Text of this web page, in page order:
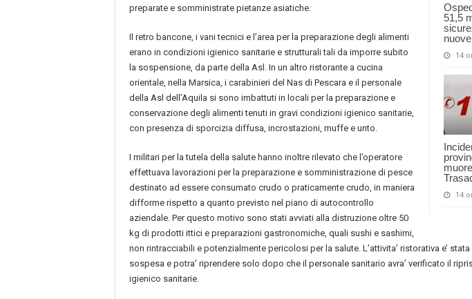
51,5
14
14
preparate e somministrate pietanze asiatiche.
Il retro bancone, i vani tecnici e l’area per la preparazione degli alimenti
erano in condizioni igienico sanitarie e strutturali tali da imporre subito
la sospensione, da parte della Asl. In un altro ristorante a cucina
orientale, nella Marsica, i carabinieri del Nas di Pescara e il personale
della Asl dell’Aquila si sono imbattuti in locali per la preparazione e
conservazione degli alimenti tenuti in gravi condizioni igienico sanitarie,
con presenza di sporcizia diffusa, incrostazioni, muffe e unto.
I militari per la tutela della salute hanno inoltre rilevato che l’operatore
effettuava lavorazioni per la preparazione e somministrazione di pesce
destinato ad essere consumato crudo o praticamente crudo, in maniera
difforme rispetto a quanto previsto nel piano di autocontrollo
aziendale. Per questo motivo sono stati avviati alla distruzione oltre 50
kg di prodotti ittici e preparazioni gastronomiche, quali sushi e sashimi,
non rintracciabili e potenzialmente pericolosi per la salute. L’attivita’ ristorativa e’
sospesa e potra’ riprendere solo dopo che il personale sanitario avra’ verificato il
igienico sanitarie.